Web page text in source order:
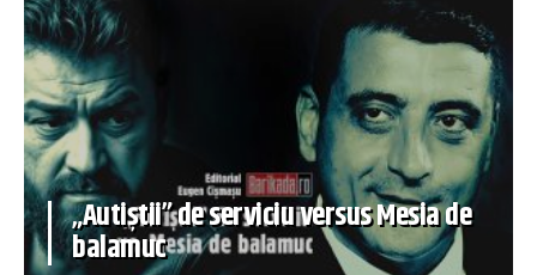
„Autiștii” de serviciu versus Mesia de
balamuc